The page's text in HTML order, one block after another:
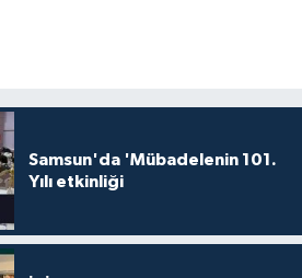
Samsun'da 'Mübadelenin 101.
Yılı etkinliği